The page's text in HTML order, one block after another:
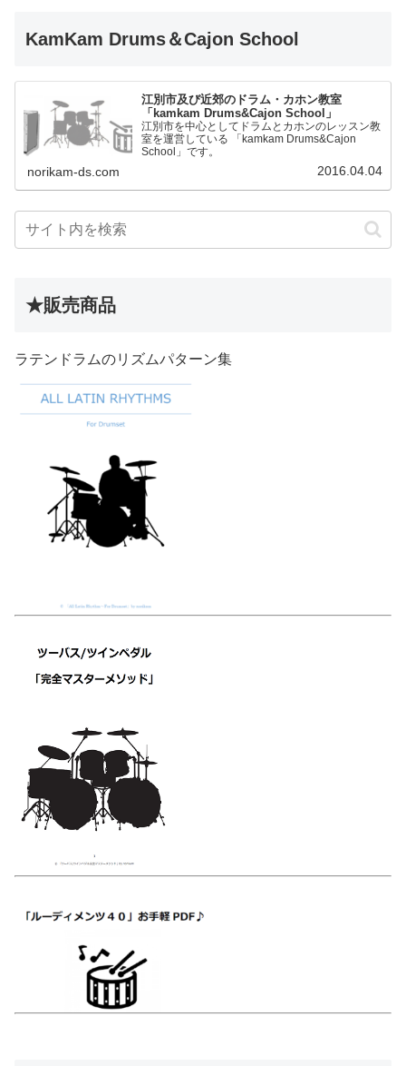
KamKam Drums＆Cajon School
江別市及び近郊のドラム・カホン教室
「kamkam Drums&Cajon School」
江別市を中心としてドラムとカホンのレッスン教
室を運営している 「kamkam Drums&Cajon
School」です。
norikam-ds.com 2016.04.04
★販売商品
ラテンドラムのリズムパターン集